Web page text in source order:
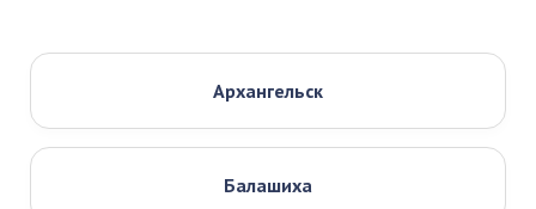
Архангельск
Балашиха